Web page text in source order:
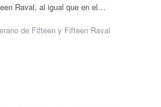
Raval, al igual que en el…